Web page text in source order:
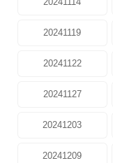
20241119
20241122
20241127
20241203
20241209